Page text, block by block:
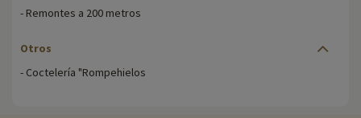
- Remontes a 200 metros
Otros
- Coctelería "Rompehielos